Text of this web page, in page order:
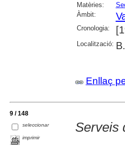
Matèries:
Àmbit:
Cronologia:
Localització:
Enllaç
9 / 148
seleccionar
imprimir
Serveis